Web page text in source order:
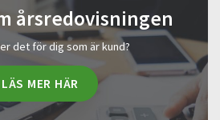
årsredovisningen
det för dig som är kund?
LÄS MER HÄR